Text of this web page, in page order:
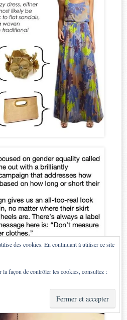
des cookies. En continuant à utiliser ce site
façon de contrôler les cookies, consultez :